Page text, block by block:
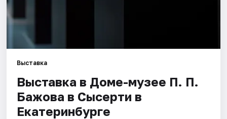
Выставка
Выставка в Доме-музее П. П.
Бажова в Сысерти в
Екатеринбурге